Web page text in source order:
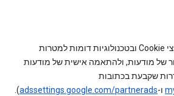
‫Google משתמשת בקובצי Cookie ובטכנולוגיות דומות למטרות
של מודעות, ולהתאמה אישית של מודעות
שקבעת בכתובות
ו-adssettings.google.com/partnerads
).